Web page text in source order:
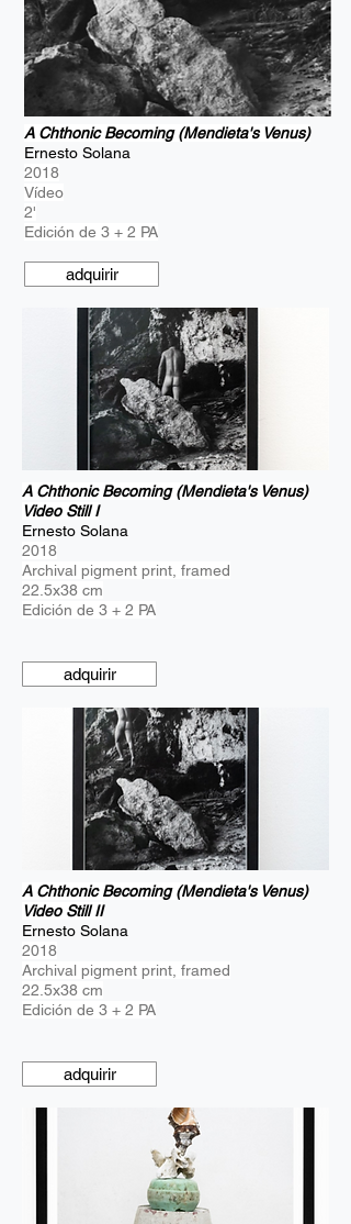
A Chthonic Becoming (Mendieta's Venus)
Ernesto Solana
2018
Vídeo
2'
Edición de 3 + 2 PA
adquirir
A Chthonic Becoming (Mendieta's Venus)
Video Still I
Ernesto Solana
2018
Archival pigment print, framed
22.5x38 cm
Edición de 3 + 2 PA
adquirir
A Chthonic Becoming (Mendieta's Venus)
Video Still II
Ernesto Solana
2018
Archival pigment print, framed
22.5x38 cm
Edición de 3 + 2 PA
adquirir